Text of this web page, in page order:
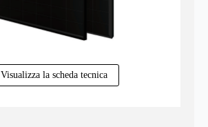
Visualizza la scheda tecnica